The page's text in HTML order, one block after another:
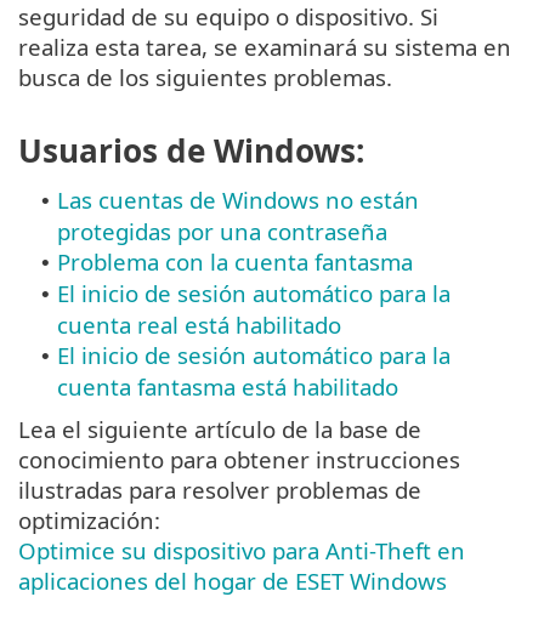
seguridad de su equipo o dispositivo. Si
realiza esta tarea, se examinará su sistema en
busca de los siguientes problemas.
Usuarios de Windows:
• Las cuentas de Windows no están
protegidas por una contraseña
• Problema con la cuenta fantasma
• El inicio de sesión automático para la
cuenta real está habilitado
• El inicio de sesión automático para la
cuenta fantasma está habilitado
Lea el siguiente artículo de la base de
conocimiento para obtener instrucciones
ilustradas para resolver problemas de
optimización:
Optimice su dispositivo para Anti-Theft en
aplicaciones del hogar de ESET Windows